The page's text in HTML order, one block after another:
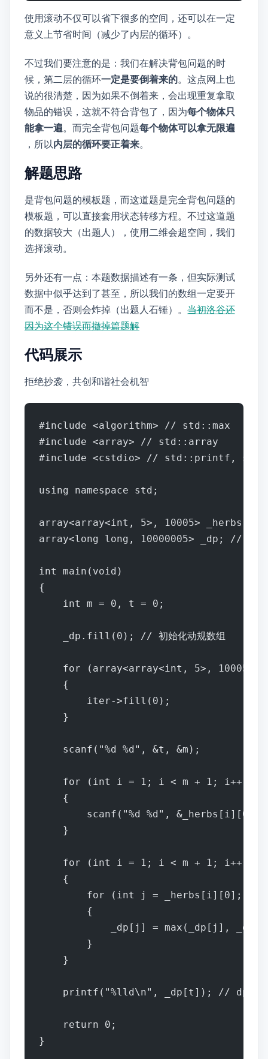
使用滚动DP不仅可以省下很多的空间，还可以在一定
意义上节省时间（减少了内层的j循环）。
不过我们要注意的是：我们在解决0/1背包问题的时
候，第二层的j循环一定是要倒着来的。这点网上也
说的很清楚，因为如果不倒着来，会出现重复拿取
物品的错误，这就不符合0/1背包了，因为每个物体只
能拿一遍。而完全背包问题每个物体可以拿无限遍
，所以内层的j循环要正着来。
解题思路
是0/1背包问题的模板题，而这道题是完全背包问题的
模板题，可以直接套用状态转移方程。不过这道题
的数据较大~~（duliu出题人）~~ ，使用二维DP会超空间，我们
选择滚动DP。
另外还有一点：本题数据描述有一条1 ≤ m×t ≤ 107，但实际测试
数据中m×t似乎达到了109甚至1010，所以我们的dp数组一定要开long long
而不是int，否则会炸掉~~（duliu出题人石锤）~~ 。 当初洛谷还
因为这个错误而撤掉30篇题解
代码展示
拒绝抄袭，共创和谐社会[机智]
#include <algorithm> // std::max
#include <array> // std::array
#include <cstdio> // std::printf,
using namespace std;
array<array<int, 5>, 10005> _herbs; // 草药
array<long long, 10000005> _dp; // 动规
int main(void)
{
    int m = 0, t = 0;
    _dp.fill(0); // 初始化动规数组
for (array<array<int, 5>,
    {
        iter->fill(0);
    }
    scanf("%d %d", &t, &m);
    for (int i = 1; i < m + 1; i++)
    {
scanf("%d %d", &_herbs[i][0],
    }
    for (int i = 1; i < m + 1; i++)
    {
for (int j = _herbs[i][0]; j <
        {
_dp[j] = max(_dp[j],
        }
    }
printf("%lld\n", _dp[t]); // dp数组
    return 0;
}